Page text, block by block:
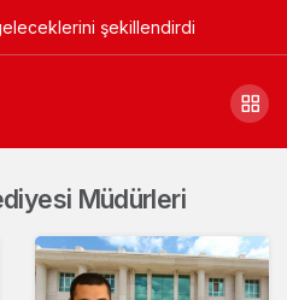
şekillendirdi
Müdürleri